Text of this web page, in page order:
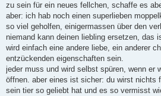
zu sein für ein neues fellchen, schaffe es
aber: ich hab noch einen superlieben
so viel geholfen, einigermassen über den
niemand kann deinen liebling ersetzen, das
wird einfach eine andere liebe, ein anderer
entzückenden eigenschaften sein.
jeder muss und wird selbst spüren, wenn er
öffnen. aber eines ist sicher: du wirst nichts
sein tier so geliebt hat und es so vermisst